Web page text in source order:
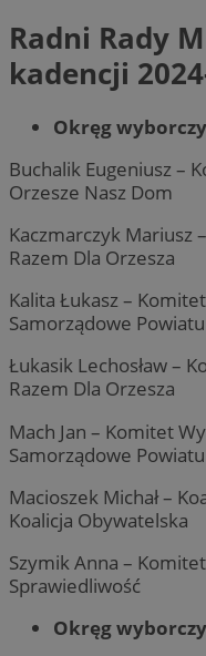
Radni Rady
kadencji
Okręg
Buchalik Eugeniusz –
Orzesze Nasz Dom
Kaczmarczyk Mariusz
Razem Dla Orzesza
Kalita Łukasz –
Samorządowe
Łukasik Lechosław –
Razem Dla Orzesza
Mach Jan – Komitet
Samorządowe
Macioszek Michał –
Koalicja Obywatelska
Szymik Anna –
Sprawiedliwość
Okręg